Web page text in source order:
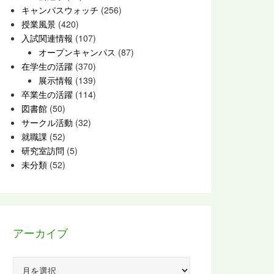
キャンパスウォッチ (256)
授業風景 (420)
入試関連情報 (107)
オープンキャンパス (87)
在学生の活躍 (370)
展示情報 (139)
卒業生の活躍 (114)
図書館 (50)
サークル活動 (32)
就職課 (52)
研究室訪問 (5)
未分類 (52)
アーカイブ